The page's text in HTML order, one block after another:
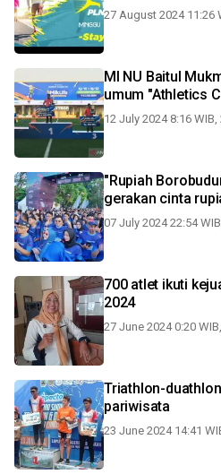
27 August 2024 11:26
MI NU Baitul
umum
12 July 2024 8:16 WIB,
"Rupiah
gerakan cinta
07 July 2024 22:54
700 atlet ikuti
2024
27 June 2024 0:20
Triathlon-
pariwisata
23 June 2024 14:41